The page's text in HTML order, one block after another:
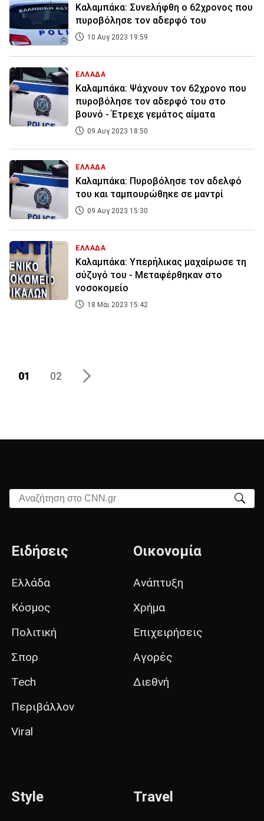
Καλαμπάκα: Συνελήφθη ο 62χρονος που
πυροβόλησε τον αδερφό του
10 Αυγ 2023 19:59
ΕΛΛΑΔΑ
Καλαμπάκα: Ψάχνουν τον 62χρονο που
πυροβόλησε τον αδερφό του στο
βουνό - Έτρεχε γεμάτος αίματα
09 Αυγ 2023 18:50
ΕΛΛΑΔΑ
Καλαμπάκα: Πυροβόλησε τον αδελφό
του και ταμπουρώθηκε σε μαντρί
09 Αυγ 2023 15:30
ΕΛΛΑΔΑ
Καλαμπάκα: Υπερήλικας μαχαίρωσε τη
σύζυγό του - Μεταφέρθηκαν στο
νοσοκομείο
18 Μάι 2023 15:42
01 02
Αναζήτηση στο CNN.gr
Ειδήσεις
Ελλάδα
Κόσμος
Πολιτική
Σπορ
Tech
Περιβάλλον
Viral
Οικονομία
Ανάπτυξη
Χρήμα
Επιχειρήσεις
Αγορές
Διεθνή
Style Travel